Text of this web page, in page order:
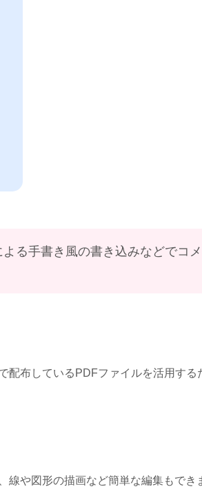
る手書き風の書き込みなどでコ
配布しているPDFファイルを活用する
や図形の描画など簡単な編集もでき